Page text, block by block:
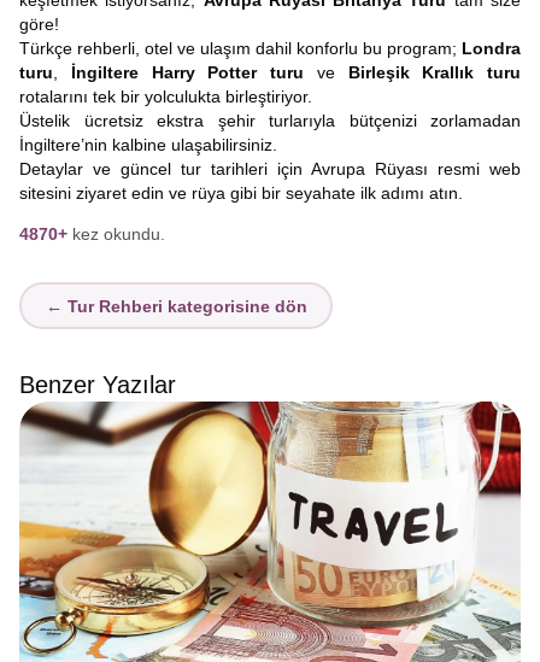
göre!
Türkçe rehberli, otel ve ulaşım dahil konforlu bu program; Londra
turu
İngiltere Harry Potter turu ve Birleşik Krallık turu
rotalarını tek bir yolculukta birleştiriyor.
Üstelik ücretsiz ekstra şehir turlarıyla bütçenizi zorlamadan
İngiltere’nin kalbine ulaşabilirsiniz.
Detaylar ve güncel tur tarihleri için Avrupa Rüyası resmi web
sitesini ziyaret edin ve rüya gibi bir seyahate ilk adımı atın.
4870+ kez okundu.
← Tur Rehberi kategorisine dön
Benzer Yazılar